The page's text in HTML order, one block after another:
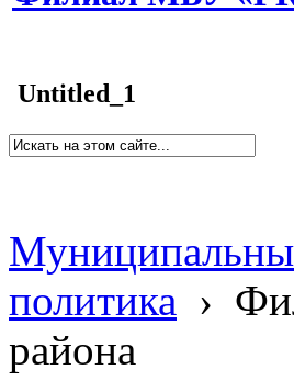
Untitled_1
политика ›
района